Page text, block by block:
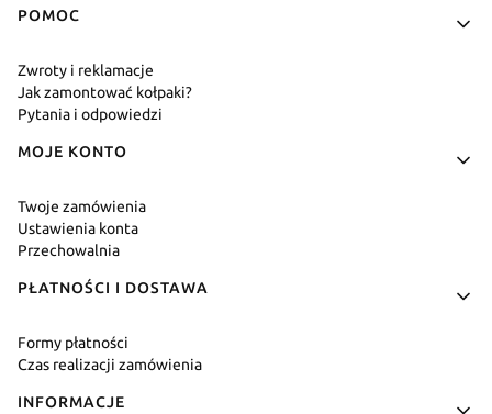
Linki w stopce
POMOC
Zwroty i reklamacje
Jak zamontować kołpaki?
Pytania i odpowiedzi
MOJE KONTO
Twoje zamówienia
Ustawienia konta
Przechowalnia
PŁATNOŚCI I DOSTAWA
Formy płatności
Czas realizacji zamówienia
INFORMACJE